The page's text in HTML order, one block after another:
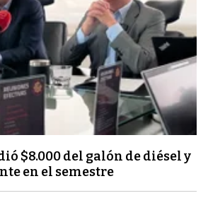
$8.000 del galón de diésel y
en el semestre